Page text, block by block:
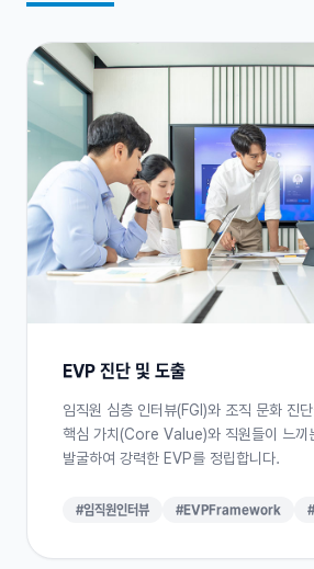
EVP 진단 및 도출
임직원 심층 인터뷰(FGI)와 조직 문화 진
핵심 가치(Core Value)와 직원들이 느끼
발굴하여 강력한 EVP를 정립합니다.
#임직원인터뷰 #EVPFramework